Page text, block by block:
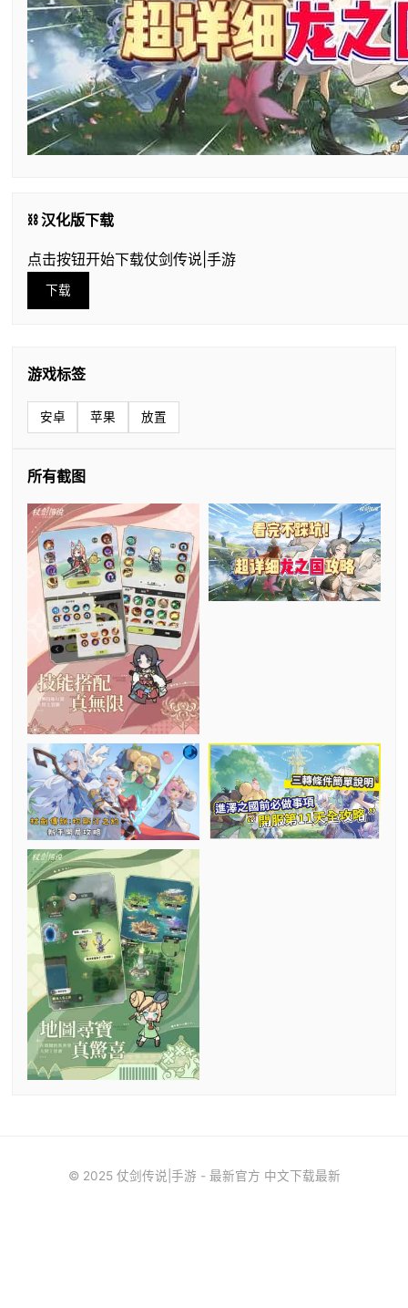
⛓️ 汉化版下载
点击按钮开始下载仗剑传说|手游
下载
游戏标签
安卓 苹果 放置
所有截图
© 2025 仗剑传说|手游 - 最新官方 中文下载最新